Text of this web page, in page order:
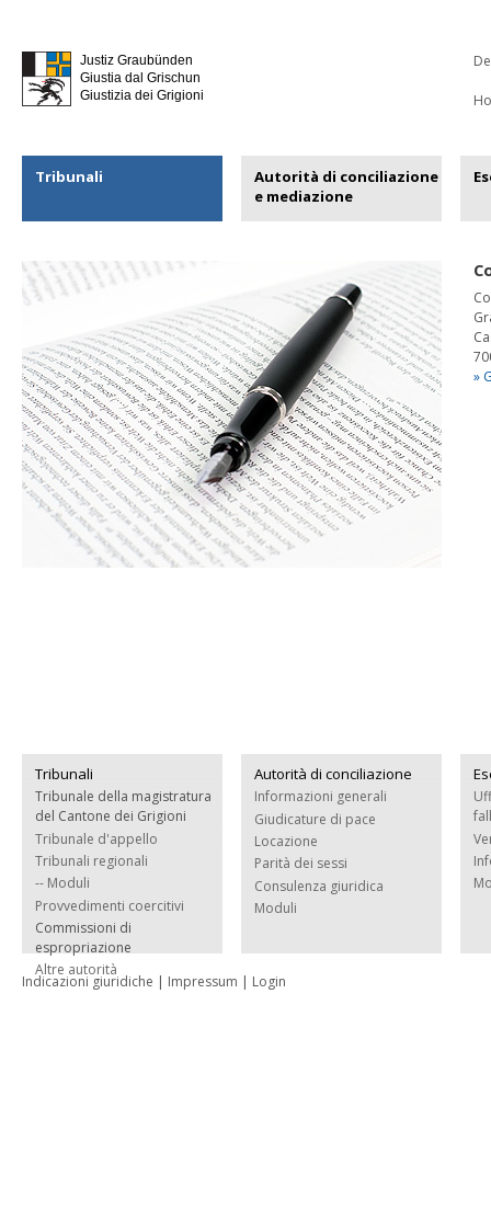
Justiz Graubünden
Giustia dal Grischun
Giustizia dei Grigioni
Tribunali
Autorità di conciliazione
e mediazione
»
Tribunali
Tribunale della magistratura
del Cantone dei Grigioni
Tribunale d'appello
Tribunali regionali
-- Moduli
Provvedimenti coercitivi
Commissioni di
espropriazione
Altre autorità
Autorità di conciliazione
Informazioni generali
Giudicature di pace
Locazione
Parità dei sessi
Consulenza giuridica
Moduli
Indicazioni giuridiche | Impressum | Login